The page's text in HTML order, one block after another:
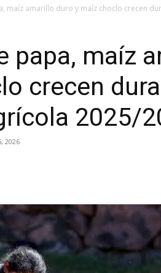
maíz amarillo duro y maíz choclo crecen
papa, maíz
crecen
2025/
2026